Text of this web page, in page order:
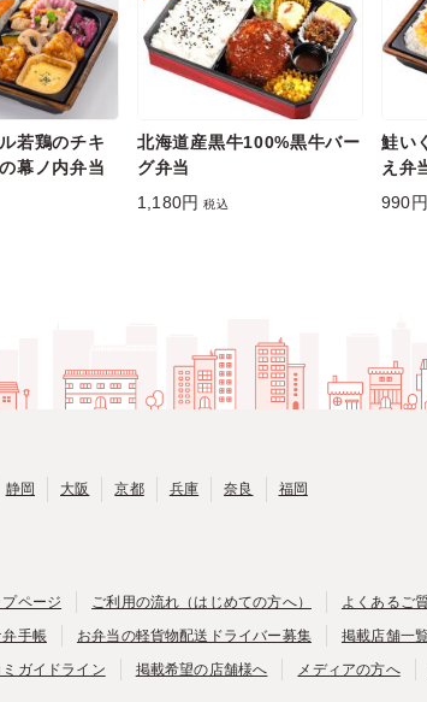
若鶏のチキ
幕ノ内弁当
北海道産黒牛100%黒牛バー
グ弁当
1,180円税込
鮭い
え弁
990円
静岡 大阪 京都 兵庫 奈良 福岡
プページ ご利用の流れ（はじめての方へ） よくあるご
弁手帳
お弁当の軽貨物配送ドライバー募集 掲載店舗一
ミガイドライン
掲載希望の店舗様へ メディアの方へ